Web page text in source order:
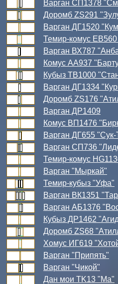
Варган СП1378
Доромб ZS291
Варган ДГ1520
Темир-комус
Варган ВХ787
Комус АА937
Кубыз ТВ1000
Варган ДГ1334
Доромб ZS176
Варган ДР1409
Комус ВП1476
Варган ДГ655
Варган СП736
Темир-комус
Варган "Мыркай"
Темир-кубыз "Уфа"
Варган ВК1351
Варган АБ1376
Кубыз ДР1462
Доромб ZS68
Хомус ИГ619
Варган "Припять"
Варган "Чикой"
Дан мои TK13 "Ма"